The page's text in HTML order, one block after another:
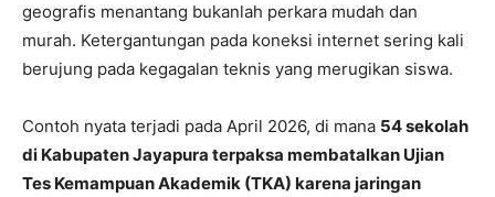
geografis menantang bukanlah perkara mudah dan
murah. Ketergantungan pada koneksi internet sering kali
berujung pada kegagalan teknis yang merugikan siswa.
Contoh nyata terjadi pada April 2026, di mana 54 sekolah
di Kabupaten Jayapura terpaksa membatalkan Ujian
Tes Kemampuan Akademik (TKA) karena jaringan